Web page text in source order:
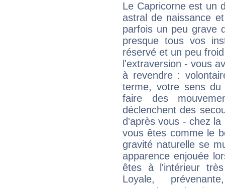
Le Capricorne est un
astral de naissance
parfois un peu grave
presque tous vos
réservé et un peu
l'extraversion - vous
à revendre :
terme, votre sens
faire des
déclenchent des
d'après vous - chez
vous êtes comme le
gravité naturelle se
apparence enjouée
êtes à l'intérieur
Loyale,